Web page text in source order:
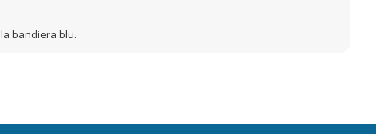
bandiera blu.